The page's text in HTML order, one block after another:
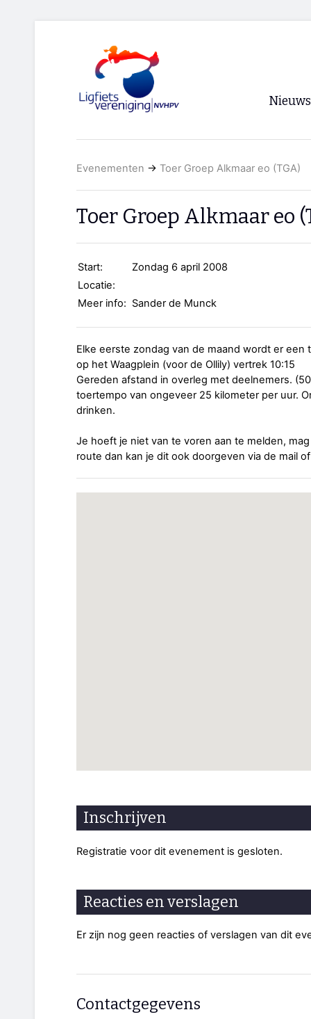
Nieuws
Evenementen → Toer Groep Alkmaar eo (TGA)
Toer Groep Alkmaar eo
Start:
Zondag 6 april 2008
Locatie:
Meer info: Sander de Munck
Elke eerste zondag van de maand wordt er
op het Waagplein (voor de Ollily) vertrek 10:15
Gereden afstand in overleg met deelnemers.
toertempo van ongeveer 25 kilometer per uur.
drinken.
Je hoeft je niet van te voren aan te melden,
route dan kan je dit ook doorgeven via de mail
Inschrijven
Registratie voor dit evenement is gesloten.
Reacties en verslagen
Er zijn nog geen reacties of verslagen van dit
Contactgegevens